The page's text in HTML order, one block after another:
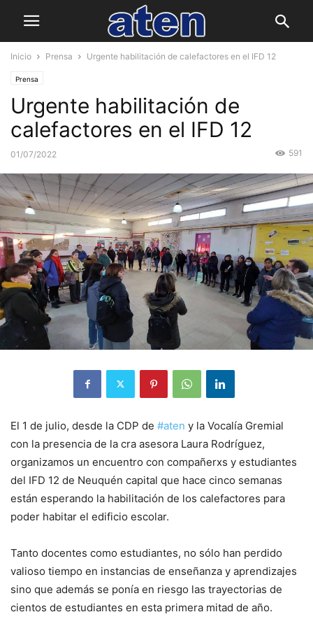
Inicio Prensa Urgente habilitación de calefactores en el IFD 12
Prensa
Urgente habilitación de
calefactores en el IFD 12
01/07/2022 591
El 1 de julio, desde la CDP de #aten y la Vocalía Gremial
con la presencia de la cra asesora Laura Rodríguez,
organizamos un encuentro con compañerxs y estudiantes
del IFD 12 de Neuquén capital que hace cinco semanas
están esperando la habilitación de los calefactores para
poder habitar el edificio escolar.
Tanto docentes como estudiantes, no sólo han perdido
valioso tiempo en instancias de enseñanza y aprendizajes
sino que además se ponía en riesgo las trayectorias de
cientos de estudiantes en esta primera mitad de año.